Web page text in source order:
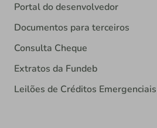
Portal do desenvolvedor
Documentos para terceiros
Consulta Cheque
Extratos da Fundeb
Leilões de Créditos Emergenciais